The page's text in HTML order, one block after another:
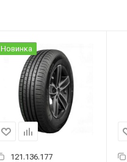
Новинка
121.136.177